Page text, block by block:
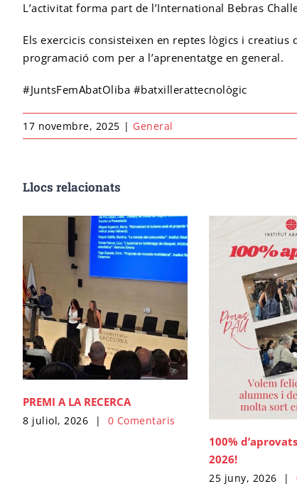
L’activitat forma part de l’International Bebras
Els exercicis consisteixen en reptes lògics i
programació com per a l’aprenentatge en general.
#JuntsFemAbatOliba #batxillerattecnològic
17 novembre, 2025 | General
Llocs relacionats
PREMI A LA RECERCA
8 juliol, 2026 | 0 Comentaris
100%
2026!
25 juny, 2026 |